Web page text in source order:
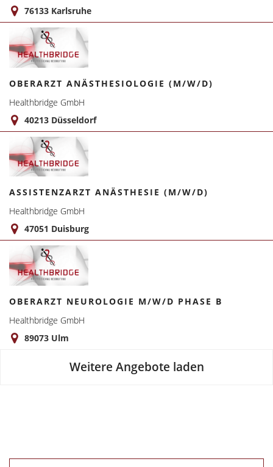
76133 Karlsruhe
OBERARZT ANÄSTHESIOLOGIE (M/W/D)
Healthbridge GmbH
40213 Düsseldorf
ASSISTENZARZT ANÄSTHESIE (M/W/D)
Healthbridge GmbH
47051 Duisburg
OBERARZT NEUROLOGIE M/W/D PHASE B
Healthbridge GmbH
89073 Ulm
Weitere Angebote laden